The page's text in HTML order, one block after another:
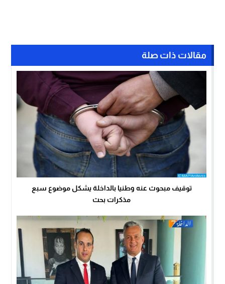
مقالات ذات صلة
توقيف مبحوث عنه وطنيا بالداخلة يشكل موضوع سبع
مذكرات بحث